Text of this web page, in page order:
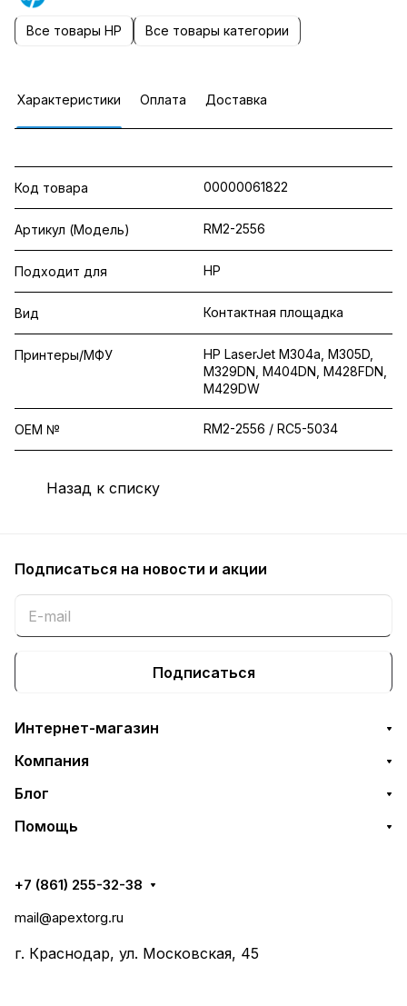
Все товары HP Все товары категории
Характеристики Оплата Доставка
Код товара 00000061822
Артикул (Модель) RM2-2556
Подходит для HP
Вид Контактная площадка
Принтеры/МФУ
HP LaserJet M304a, M305D,
M329DN, M404DN, M428FDN,
M429DW
OEM № RM2-2556 / RC5-5034
Назад к списку
Подписаться на новости и акции
Подписаться
Интернет-магазин
Компания
Блог
Помощь
+7 (861) 255-32-38
mail@apextorg.ru
г. Краснодар, ул. Московская, 45